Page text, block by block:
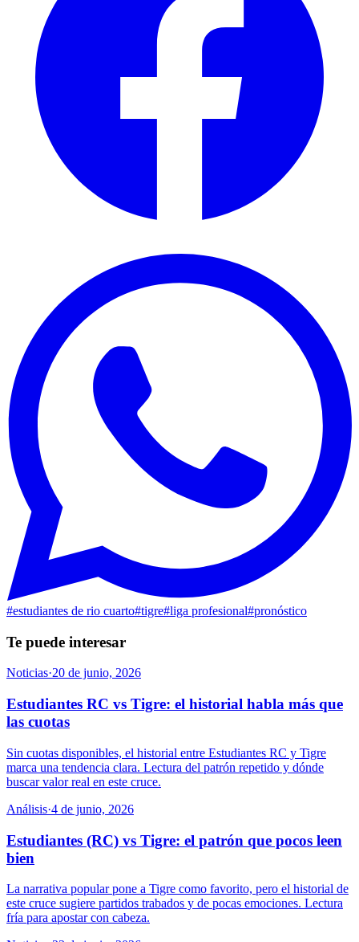
#estudiantes de rio cuarto#tigre#liga profesional#pronóstico
Te puede interesar
Noticias·20 de junio, 2026
Estudiantes RC vs Tigre: el historial habla más que
las cuotas
Sin cuotas disponibles, el historial entre Estudiantes RC y Tigre
marca una tendencia clara. Lectura del patrón repetido y dónde
buscar valor real en este cruce.
Análisis·4 de junio, 2026
Estudiantes (RC) vs Tigre: el patrón que pocos leen
bien
La narrativa popular pone a Tigre como favorito, pero el historial de
este cruce sugiere partidos trabados y de pocas emociones. Lectura
fría para apostar con cabeza.